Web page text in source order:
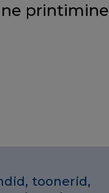
printimine
toonerid,